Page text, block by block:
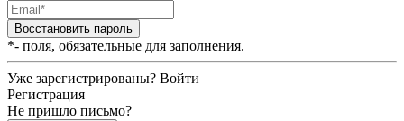
Восстановить пароль
*- поля, обязательные для заполнения.
Уже зарегистрированы? Войти
Регистрация
Не пришло письмо?